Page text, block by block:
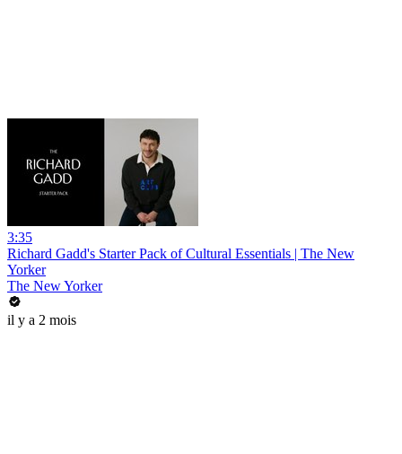
3:35
Richard Gadd's Starter Pack of Cultural Essentials | The New
Yorker
The New Yorker
il y a 2 mois